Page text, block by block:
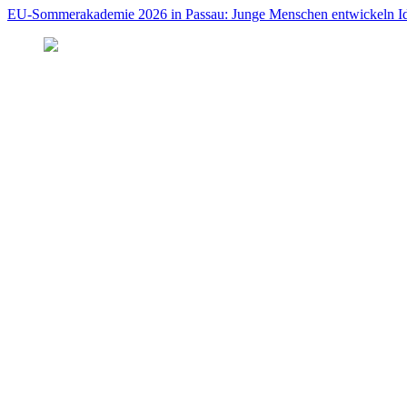
EU-Sommerakademie 2026 in Passau: Junge Menschen entwickeln